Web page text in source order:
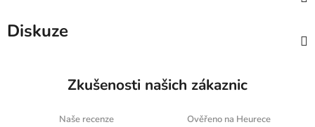
Diskuze
Zkušenosti našich zákaznic
Naše recenze Ověřeno na Heurece